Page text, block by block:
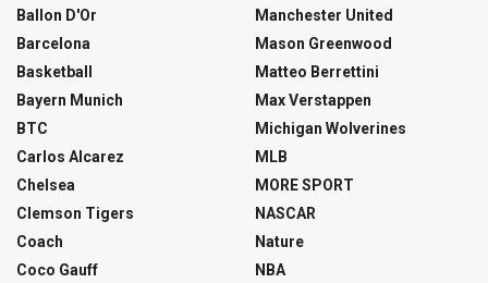
Ballon D'Or
Barcelona
Basketball
Bayern Munich
BTC
Carlos Alcarez
Chelsea
Clemson Tigers
Coach
Coco Gauff
Manchester United
Mason Greenwood
Matteo Berrettini
Max Verstappen
Michigan Wolverines
MLB
MORE SPORT
NASCAR
Nature
NBA